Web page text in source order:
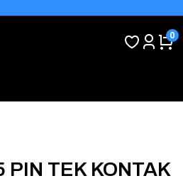
0
TEK KONTAK